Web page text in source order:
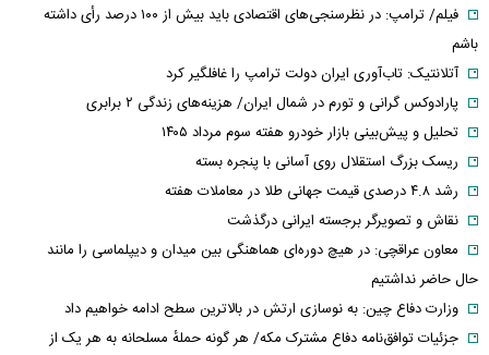
فیلم/ ترامپ: در نظرسنجی‌های اقتصادی باید بیش از ۱۰۰ درصد رأی داشته
باشم
آتلانتیک: تاب‌آوری ایران دولت ترامپ را غافلگیر کرد
پارادوکس گرانی و تورم در شمال ایران/ هزینه‌های زندگی ۲ برابری
تحلیل و پیش‌بینی بازار خودرو هفته سوم مرداد ۱۴۰۵
ریسک بزرگ استقلال روی آسانی با پنجره بسته
رشد ۴.۸ درصدی قیمت جهانی طلا در معاملات هفته
نقاش و تصویرگر برجسته ایرانی درگذشت
معاون عراقچی: در هیچ دوره‌ای هماهنگی بین میدان و دیپلماسی را مانند
حال حاضر نداشتیم
وزارت دفاع چین: به نوسازی ارتش در بالاترین سطح ادامه خواهیم داد
جزئیات توافق‌نامه دفاع مشترک مکه/ هر گونه حملهٔ مسلحانه به هر یک از